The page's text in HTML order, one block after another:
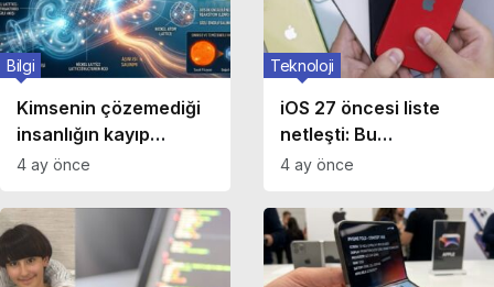
Kimsenin çözemediği
insanlığın kayıp
cenneti: Soğuk fizyon
Bilgi
4 ay önce
iOS 27 öncesi liste
netleşti: Bu
iPhone’lara
Teknoloji
4 ay önce